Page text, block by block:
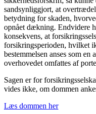
sandsynliggjort, at
betydning for skaden,
opnået dækning. Endvidere
konsekvens, at
forsikringsperioden, hvilket
bestemmelsen anses som en
overhovedet omfattes af
Sagen er for
vides ikke, om dommen
Læs dommen her